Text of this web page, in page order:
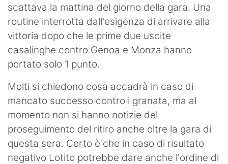
scattava la mattina del giorno della gara. Una
routine interrotta dall'esigenza di arrivare alla
vittoria dopo che le prime due uscite
casalinghe contro Genoa e Monza hanno
portato solo 1 punto.
Molti si chiedono cosa accadrà in caso di
mancato successo contro i granata, ma al
momento non si hanno notizie del
proseguimento del ritiro anche oltre la gara di
questa sera. Certo è che in caso di risultato
negativo Lotito potrebbe dare anche l'ordine di